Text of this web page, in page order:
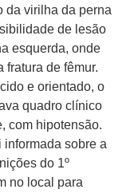
da virilha da perna
de lesão
esquerda, onde
fratura de fêmur.
e orientado, o
quadro clínico
com hipotensão.
sobre a
do 1º
no local para